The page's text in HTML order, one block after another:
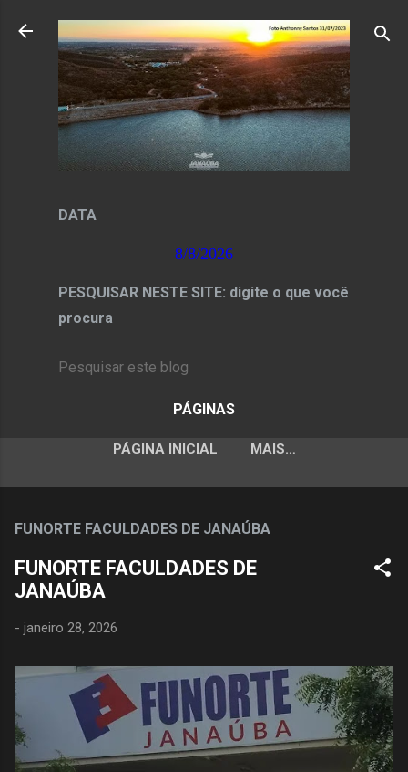
Pular para o conteúdo principal
DATA
8/8/2026
PESQUISAR NESTE SITE: digite o que você
procura
PÁGINAS
PÁGINA INICIAL MAIS…
FUNORTE FACULDADES DE JANAÚBA
FUNORTE FACULDADES DE
JANAÚBA
- janeiro 28, 2026